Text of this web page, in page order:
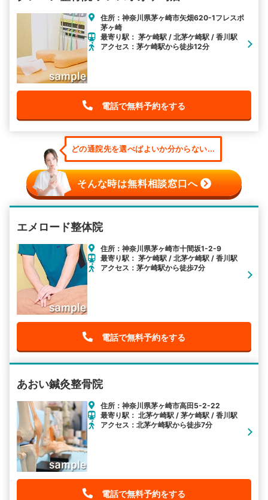
住所：神奈川県茅ヶ崎市矢畑620-1フレスポ
茅ヶ崎
最寄り駅： 茅ケ崎駅 / 北茅ケ崎駅 / 香川駅
アクセス：茅ケ崎駅から徒歩12分
電話で無料予約をする
どの通院先を選べばよいか分からない...
そんな時は無料相談窓口へ
エメロード整体院
住所：神奈川県茅ヶ崎市十間坂1-2-9
最寄り駅： 茅ケ崎駅 / 北茅ケ崎駅 / 香川駅
アクセス：茅ケ崎駅から徒歩7分
電話で無料予約をする
あおい鍼灸整骨院
住所：神奈川県茅ヶ崎市高田5-2-22
最寄り駅： 北茅ケ崎駅 / 茅ケ崎駅 / 香川駅
アクセス：北茅ケ崎駅から徒歩7分
電話で無料予約をする